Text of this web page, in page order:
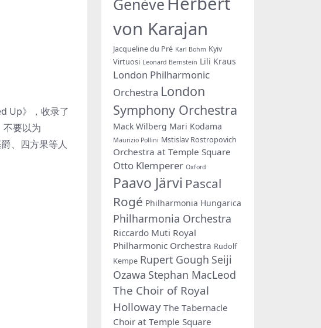
Up》，收录了
不要以为
、四方果等人
von Karajan
Jacqueline du Pré Karl Bohm Kyiv
Virtuosi Leonard Bernstein Lili Kraus
London Philharmonic
Orchestra London
Symphony Orchestra
Mack Wilberg Mari Kodama
Maurizio Pollini Mstislav Rostropovich
Orchestra at Temple Square
Otto Klemperer Oxford
Paavo Järvi Pascal
Rogé Philharmonia Hungarica
Philharmonia Orchestra
Riccardo Muti Royal
Philharmonic Orchestra Rudolf
Kempe Rupert Gough Seiji
Ozawa Stephan MacLeod
The Choir of Royal
Holloway The Tabernacle
Choir at Temple Square